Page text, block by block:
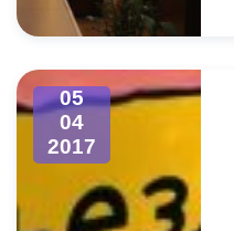
05
04
2017